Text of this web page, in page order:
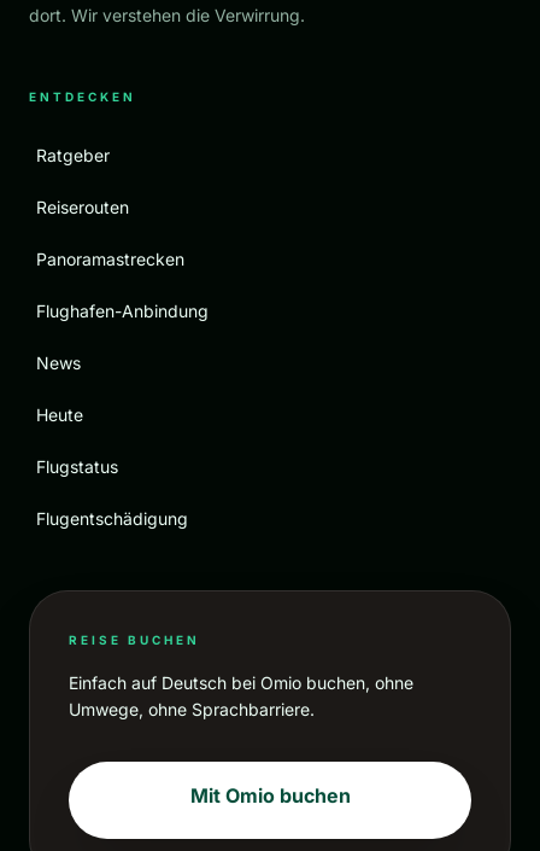
dort. Wir verstehen die Verwirrung.
ENTDECKEN
Ratgeber
Reiserouten
Panoramastrecken
Flughafen-Anbindung
News
Heute
Flugstatus
Flugentschädigung
REISE BUCHEN
Einfach auf Deutsch bei Omio buchen, ohne
Umwege, ohne Sprachbarriere.
Mit Omio buchen